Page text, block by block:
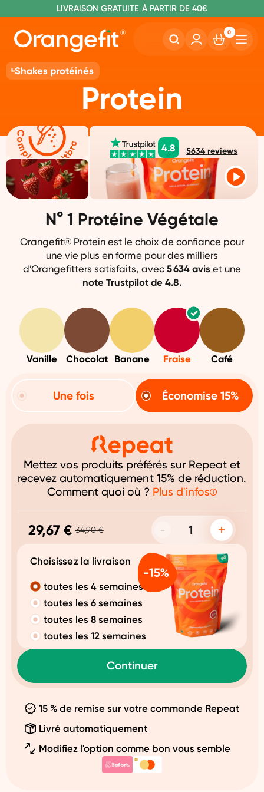
SANS LACTOSE ET SUCRALOSE
OMMANDE AVANT 22H00, EXPÉDIÉ AUJOURD'HUI
LIVRAISON GRATUITE À PARTIR DE 40€
0
Shakes protéinés
Protein
4.8 5634 reviews
N° 1 Protéine Végétale
Orangefit® Protein est le choix de confiance pour
une vie plus en forme pour des milliers
d’Orangefitters satisfaits, avec5 634 avis et une
note Trustpilot de 4.8.
Vanille Chocolat Banane Fraise Café
Une fois Économise 15%
Mettez vos produits préférés sur Repeat et
recevez automatiquement 15% de réduction.
Comment quoi où ? Plus d'infos
29,67 € 34,90 €
Choisissez la livraison
toutes les 4 semaines
toutes les 6 semaines
toutes les 8 semaines
toutes les 12 semaines
Continuer
15 % de remise sur votre commande Repeat
Livré automatiquement
Modifiez l'option comme bon vous semble